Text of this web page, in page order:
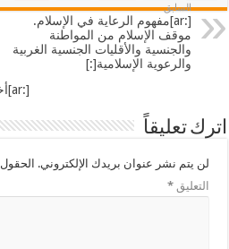
السابق
[:ar]مفهوم الرعاية في الإسلام.
موقف الإسلام من المواطنة
والجنسية والأقليات الجنسية الغربية
والرعوية الإسلامية[:]
[:ar]أخبار المسلمين في العالم[:]
اترك تعليقاً
لن يتم نشر عنوان بريدك الإلكتروني. الحقول
التعليق*